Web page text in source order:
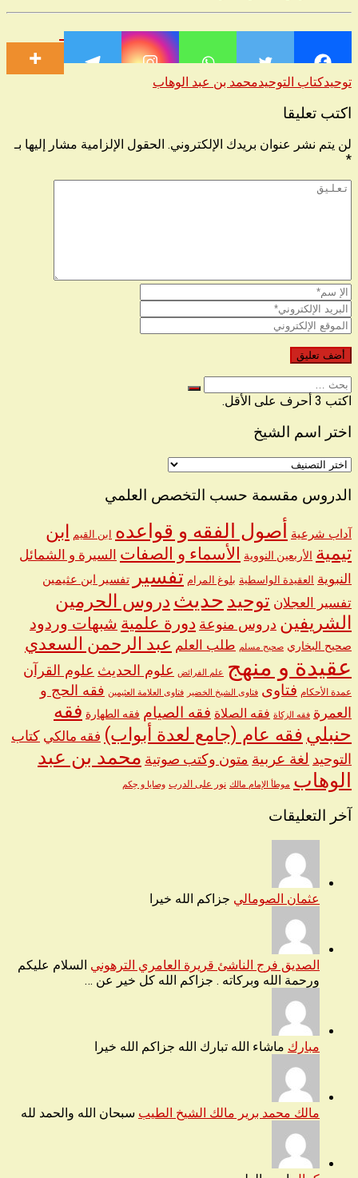
توحيدكتاب التوحيدمحمد بن عبد الوهاب
اكتب تعليقا
لن يتم نشر عنوان بريدك الإلكتروني. الحقول الإلزامية مشار إليها بـ
*
البحث
عن
اكتب 3 أحرف على الأقل.
اختر اسم الشيخ
اختر
الشيخ
الدروس مقسمة حسب التخصص العلمي
آداب شرعية أصول الفقه و قواعده ابن القيم
ابن
تيمية الأربعين النووية الأسماء و الصفات السيرة و الشمائل
النبوية العقيدة الواسطية بلوغ المرام تفسير تفسير ابن عثيمين
تفسير العجلان توحيد حديث دروس الحرمين
الشريفين دروس منوعة دورة علمية شبهات وردود
صحيح البخاري صحيح مسلم طلب العلم عبد الرحمن السعدي
عقيدة و منهج علم الفرائض علوم الحديث علوم القرآن
عمدة الأحكام فتاوى فتاوى الشيخ الخضير فتاوى العلامة العثيمين فقه الحج و
العمرة فقه الزكاة فقه الصلاة فقه الصيام فقه الطهارة فقه
حنبلي فقه عام (جامع لعدة أبواب) فقه مالكي كتاب
التوحيد لغة عربية متون وكتب صوتية محمد بن عبد
الوهاب موطأ الإمام مالك نور على الدرب وصايا و حِكم
آخر التعليقات
عثمان الصومالي جزاكم الله خيرا
الصديق فرج الناشئ قريرة العامري الترهوني السلام عليكم
ورحمة الله وبركاته . جزاكم الله كل خير عن …
مبارك ماشاء الله تبارك الله جزاكم الله خيرا
مالك محمد برير مالك الشيخ الطيب سبحان الله والحمد لله